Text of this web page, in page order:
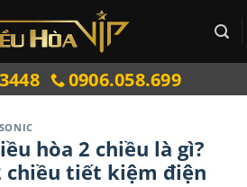
0906.058.699
hòa 2 chiều là gì?
chiều tiết kiệm điện